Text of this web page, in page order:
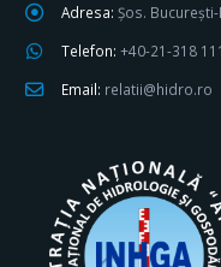
Adresa: Șos.
Telefon: +40-21-318
Email: relatii@hidro.ro